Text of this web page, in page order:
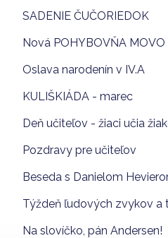
SADENIE ČUČORIEDOK
Nová POHYBOVŇA MOVO
Oslava narodenín v IV.A
KULIŠKIÁDA - marec
Deň učiteľov - žiaci učia
Pozdravy pre učiteľov
Beseda s Danielom
Týždeň ľudových zvykov a
Na slovíčko, pán Andersen!